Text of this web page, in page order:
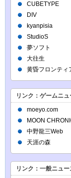
CUBETYPE
DIV
kyanpisia
StudioS
夢ソフト
大往生
黄昏フロンティ
リンク：ゲームニュ
moeyo.com
MOON
中野龍三Web
天涯の森
リンク：一般ニュー